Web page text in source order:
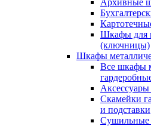
Архивные
Шкафы для
(ключницы)
Шкафы
Все шкафы
Скамейки
и подставки